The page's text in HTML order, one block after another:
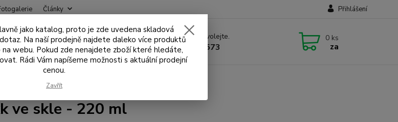
Články Přihlášení
Hledat Nevíte si rady? Zavolejte.
+420 732 707 573
0 ks
za
Nástrahy na háček
ve skle - 220 ml
jako katalog, proto je zde uvedena skladová
Na naší prodejně najdete daleko více produktů
webu. Pokud zde nenajdete zboží které hledáte,
Rádi Vám napíšeme možnosti s aktuální prodejní
cenou.
Zavřít